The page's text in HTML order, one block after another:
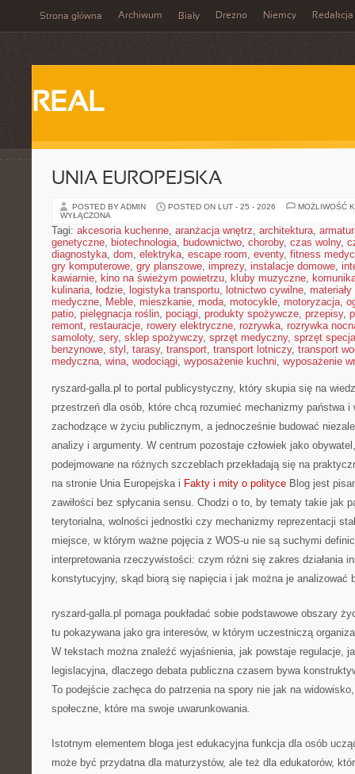
Strona główna Archiwum Biały Drezno Niemcy Redakcja
REAL
UNIA EUROPEJSKA
POSTED BY ADMIN POSTED ON LUT - 25 - 2026
MOŻLIWOŚĆ
WYŁĄCZONA
Tagi: akcesoria kuchenne, aranżacja wnętrz, architektura,
genetyczne, biotechnologia, budownictwo, choroby, czas wolny,
diagnostyka, dom, elektryka, escape room, eventy, fitness
gry komputerowe, gry planszowe, imprezy, instalacje domowe,
kawiarnie, kino na świeżym powietrzu, kluby muzyczne,
kulinaria, łodzie, logistyka transportu, lotnictwo cywilne,
medyczne, Meble, mieszkanie, moda, motocykle, motoryzacja,
patio, pielęgnacja roślin, pociągi, produkty spożywcze, przepisy,
remont, restauracje, rowery elektryczne, rozrywka, rozrywka
samoloty, sery, sklep spożywczy, sprzęt medyczny, sprzęt
benzynowe, styl , tarasy, transport, transport lotniczy, transport
medyczna, wina, wodociągi, wyposażenie kuchni, wyposażenie
ryszard-galla.pl to portal publicystyczny, który skupia się na
przestrzeń dla osób, które chcą rozumieć mechanizmy państwa
zachodzące w życiu publicznym, a jednocześnie budować
analizy i argumenty. W centrum pozostaje człowiek jako
podejmowane na różnych szczeblach przekładają się na
na stronie Unia Europejska i Fakty i mity o polityce Blog jest
zawiłości bez spłycania sensu. Chodzi o to, by tematy takie jak
terytorialna, wolności jednostki czy mechanizmy reprezentacji
miejsce, w którym ważne pojęcia z WOS-u nie są suchymi
interpretowania rzeczywistości: czym różni się zakres działania
konstytucyjny, skąd biorą się napięcia i jak można je analizować
ryszard-galla.pl pomaga poukładać sobie podstawowe obszary
tu pokazywana jako gra interesów, w którym uczestniczą
W tekstach można znaleźć wyjaśnienia, jak powstaje regulacje,
legislacyjna, dlaczego debata publiczna czasem bywa
To podejście zachęca do patrzenia na spory nie jak na
społeczne, które ma swoje uwarunkowania.
Istotnym elementem bloga jest edukacyjna funkcja dla osób
może być przydatna dla maturzystów, ale też dla edukatorów,